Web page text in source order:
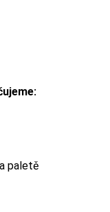
paletě